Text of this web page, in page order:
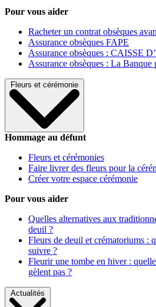
Pour vous aider
Racheter un contrat obsèques
Assurance obsèques FAPE
Assurance obsèques : CAISSE
Assurance obsèques : La Banque
Fleurs et cérémonie
Hommage au défunt
Fleurs et cérémonies
Faire livrer des fleurs pour la
Créer votre espace cérémonie
Pour vous aider
Quelles alternatives aux
deuil ?
Fleurs de deuil et crématoriums :
suivre ?
Fleurir une tombe en hiver :
gèlent pas ?
Actualités